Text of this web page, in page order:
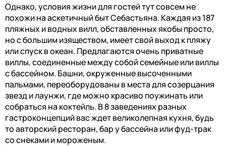
Однако, условия жизни для гостей тут совсем не
похожи на аскетичный быт Себастьяна. Каждая из 187
пляжных и водных вилл, обставленных якобы просто,
но с большим изяществом, имеет свой выход к пляжу
или спуск в океан. Предлагаются очень приватные
виллы, соединенные между собой семейные или виллы
с бассейном. Башни, окруженные высоченными
пальмами, переоборудованы в места для созерцания
звезд и лаунжи, где можно красиво поужинать или
собраться на коктейль. В 8 заведениях разных
гастроконцепций вас ждет великолепная кухня, будь
то авторский ресторан, бар у бассейна или фуд-трак
со снеками и мороженым.